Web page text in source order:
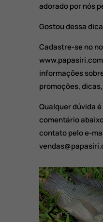
adorado por nós
Gostou dessa
Cadastre-se no
informações
promoções,
Qualquer dúvida
comentário
contato pelo e-